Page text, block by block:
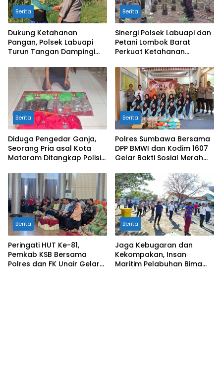
Berita
Dukung Ketahanan
Pangan, Polsek Labuapi
Turun Tangan Dampingi
Bongkot
Berita
Sinergi Polsek Labuapi dan
Petani Lombok Barat
Perkuat Ketahanan
Berita
Diduga Pengedar Ganja,
Seorang Pria asal Kota
Mataram Ditangkap Polisi
Berita
Polres Sumbawa Bersama
DPP BMWI dan Kodim 1607
Gelar Bakti Sosial Merah
Hidayatullah
Berita
Peringati HUT Ke-81,
Pemkab KSB Bersama
Polres dan FK Unair Gelar
Berita
Jaga Kebugaran dan
Kekompakan, Insan
Maritim Pelabuhan Bima